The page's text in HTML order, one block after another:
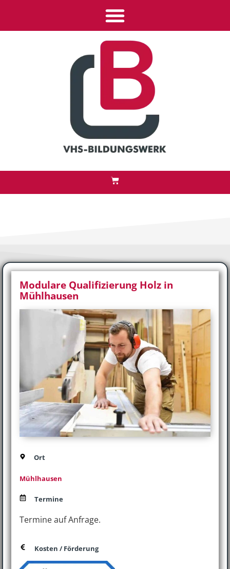
Modulare Qualifizierung Holz in
Mühlhausen
Ort
Mühlhausen
Termine
Termine auf Anfrage.
Kosten / Förderung